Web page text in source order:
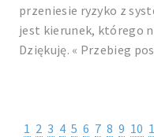
przeniesie ryzyko z
jest kierunek, którego
Dziękuję. « Przebieg
1 2 3 4 5 6 7 8 9 10